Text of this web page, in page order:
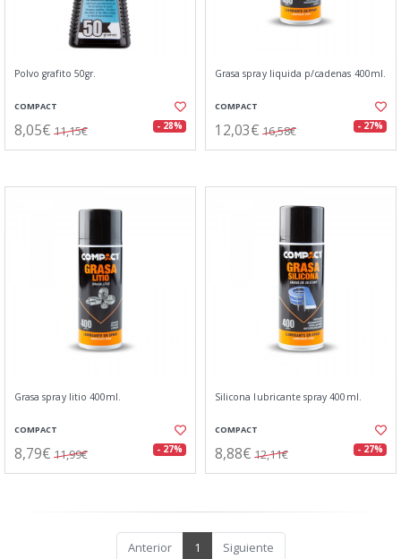
Polvo grafito 50gr.
COMPACT
8,05€ 11,15€ - 28%
Grasa spray liquida p/cadenas 400ml.
COMPACT
12,03€ 16,58€ - 27%
Grasa spray litio 400ml.
COMPACT
8,79€ 11,99€ - 27%
Silicona lubricante spray 400ml.
COMPACT
8,88€ 12,11€ - 27%
Anterior 1 Siguiente